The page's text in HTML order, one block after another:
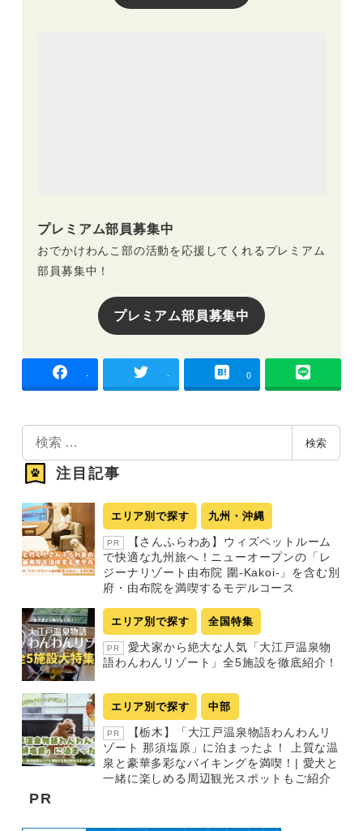
プレミアム部員募集中
おでかけわんこ部の活動を応援してくれるプレミアム
部員募集中！
プレミアム部員募集中
- - 0
索
検索
注目記事
エリア別で探す 九州・沖縄
PR
【さんふらわあ】ウィズペットルーム
で快適な九州旅へ！ニューオープンの「レ
ジーナリゾート由布院 圍-Kakoi-」を含む別
府・由布院を満喫するモデルコース
エリア別で探す 全国特集
PR
愛犬家から絶大な人気「大江戸温泉物
語わんわんリゾート」全5施設を徹底紹介！
エリア別で探す 中部
PR
【栃木】「大江戸温泉物語わんわんリ
ゾート 那須塩原」に泊まったよ！ 上質な温
泉と豪華多彩なバイキングを満喫！| 愛犬と
一緒に楽しめる周辺観光スポットもご紹介
PR